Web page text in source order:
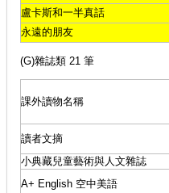
盧卡斯和一半真話
永遠的朋友
(G)雜誌類 21 筆
課外讀物名稱
讀者文摘
小典藏兒童藝術與人文雜誌
A+ English 空中美語